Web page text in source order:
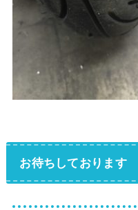
お待ちしております